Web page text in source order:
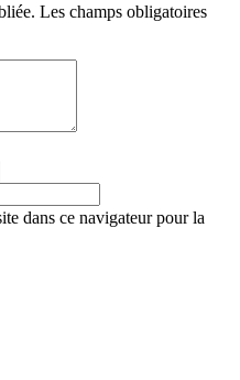
Les champs obligatoires
dans ce navigateur pour la